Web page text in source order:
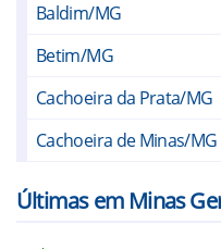
Baldim/MG
Betim/MG
Cachoeira da Prata/MG
Cachoeira de Minas/MG
Últimas em Minas